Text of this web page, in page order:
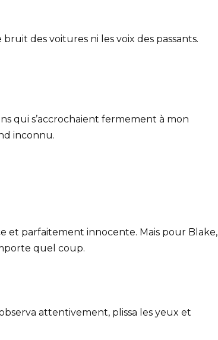
des voitures ni les voix des passants.
qui s’accrochaient fermement à mon
inconnu.
et parfaitement innocente. Mais pour Blake,
quel coup.
attentivement, plissa les yeux et